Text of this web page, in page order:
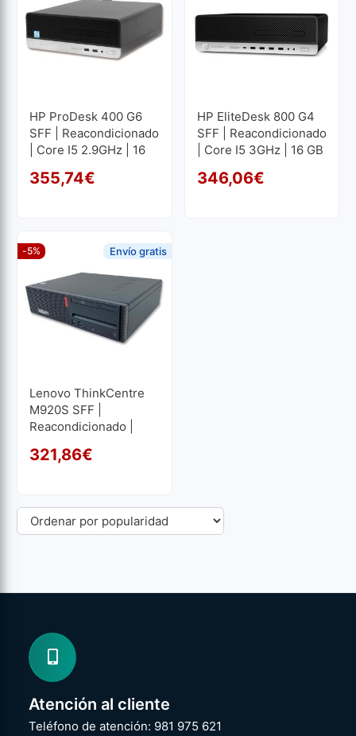
HP ProDesk 400 G6
SFF | Reacondicionado
| Core I5 2.9GHz | 16
El precio original era:
355,74€
El precio actual es:
HP EliteDesk 800 G4
SFF | Reacondicionado
| Core I5 3GHz | 16 GB
346,06€
Lenovo ThinkCentre
M920S SFF |
Reacondicionado |
RAM | 256 GB SSD M2
321,86€
-5% Envío gratis
Atención al cliente
Teléfono de atención: 981 975 621